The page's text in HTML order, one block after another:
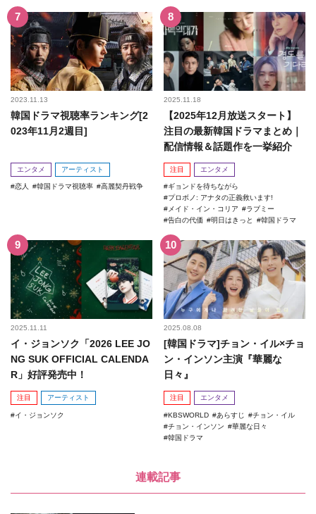
2023.11.13
韓国ドラマ視聴率ランキング[2
023年11月2週目]
エンタメ アーティスト
恋人 韓国ドラマ視聴率 高麗契丹戦争
2025.11.18
【2025年12月放送スタート】
注目の最新韓国ドラマまとめ｜
配信情報＆話題作を一挙紹介
注目 エンタメ
ギョンドを待ちながら
プロボノ: アナタの正義救います!
メイド・イン・コリア
ラブミー
告白の代価
明日はきっと 韓国ドラマ
2025.11.11
イ・ジョンソク「2026 LEE JO
NG SUK OFFICIAL CALENDA
R」好評発売中！
注目 アーティスト
イ・ジョンソク
2025.08.08
[韓国ドラマ]チョン・イル×チョ
ン・インソン主演『華麗な
日々』
注目 エンタメ
KBSWORLD あらすじ
チョン・イル
チョン・インソン
華麗な日々
韓国ドラマ
連載記事